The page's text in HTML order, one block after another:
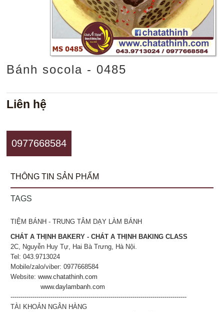
Bánh socola - 0485
Liên hệ
0977668584
THÔNG TIN SẢN PHẨM
TAGS
TIỆM BÁNH - TRUNG TÂM DẠY LÀM BÁNH
CHÁT A THỊNH BAKERY - CHÁT A THỊNH BAKING CLASS
2C, Nguyễn Huy Tự, Hai Bà Trưng, Hà Nội.
Tel: 043.9713024
Mobile/zalo/viber: 0977668584
Website:www.chatathinh.com
www.daylambanh.com
----------------------------------------------------------------------------------------
TÀI KHOẢN NGÂN HÀNG